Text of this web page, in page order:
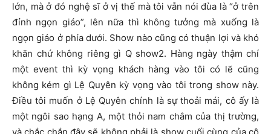
lớn, mà ở đó nghệ sĩ ở vị thế mà tôi vẫn nói đùa là “ở trên
đỉnh ngọn giáo”, lên nữa thì không tưởng mà xuống là
ngọn giáo ở phía dưới. Show nào cũng có thuận lợi và khó
khăn chứ không riêng gì Q show2. Hàng ngày thậm chí
một event thì kỳ vọng khách hàng vào tôi có lẽ cũng
không kém gì Lệ Quyên kỳ vọng vào tôi trong show này.
Điều tôi muốn ở Lệ Quyên chính là sự thoải mái, cô ấy là
một ngôi sao hạng A, một thỏi nam châm của thị trường,